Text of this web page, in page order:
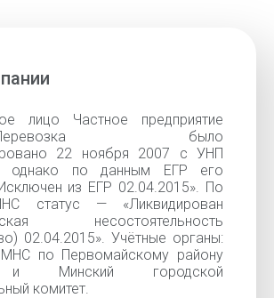
лицо Частное предприятие
Перевозка было
22 ноября 2007 с УНП
однако по данным ЕГР его
из ЕГР 02.04.2015». По
статус — «Ликвидирован
несостоятельность
02.04.2015». Учётные органы:
МНС по Первомайскому району
Минский городской
комитет.